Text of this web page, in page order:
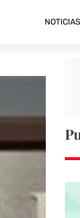
NOTICIAS